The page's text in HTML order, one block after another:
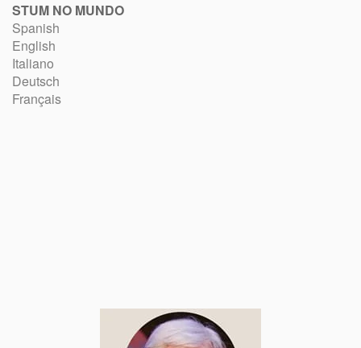
STUM NO MUNDO
Spanish
English
Italiano
Deutsch
Français